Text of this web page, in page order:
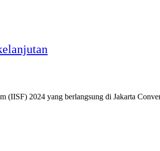
(IISF) 2024 yang berlangsung di Jakarta